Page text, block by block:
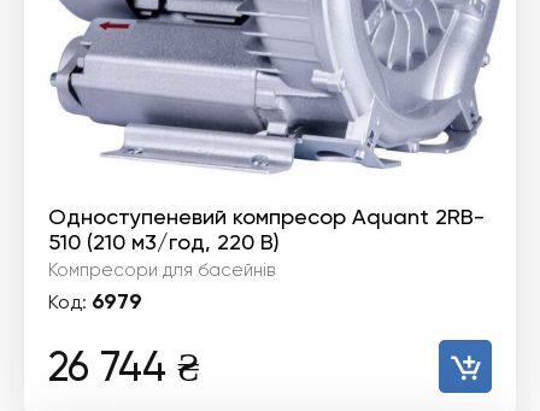
Одноступеневий компресор Aquant 2RB-
510 (210 м3/год, 220 B)
Компресори для басейнів
Код: 6979
26 744 ₴